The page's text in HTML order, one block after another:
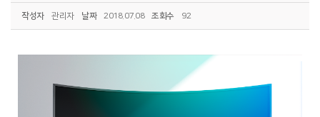
작성자 관리자 날짜 2018.07.08 조회수 92